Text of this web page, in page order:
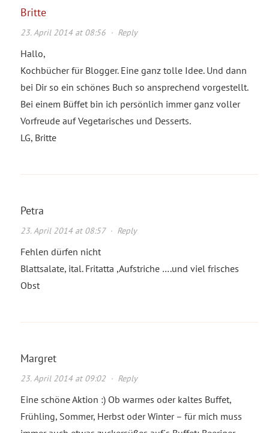
Britte
23. April 2014 at 08:56· Reply
Hallo,
Kochbücher für Blogger. Eine ganz tolle Idee. Und dann
bei Dir so ein schönes Buch so ansprechend vorgestellt.
Bei einem Büffet bin ich persönlich immer ganz voller
Vorfreude auf Vegetarisches und Desserts.
LG, Britte
Petra
23. April 2014 at 08:57· Reply
Fehlen dürfen nicht
Blattsalate, ital. Fritatta ,Aufstriche ….und viel frisches
Obst
Margret
23. April 2014 at 09:02· Reply
Eine schöne Aktion :) Ob warmes oder kaltes Buffet,
Frühling, Sommer, Herbst oder Winter – für mich muss